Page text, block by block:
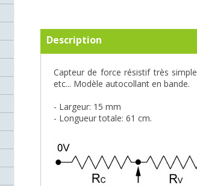
Description
Capteur de force résistif très
etc... Modèle autocollant en bande.
- Largeur: 15 mm
- Longueur totale: 61 cm.